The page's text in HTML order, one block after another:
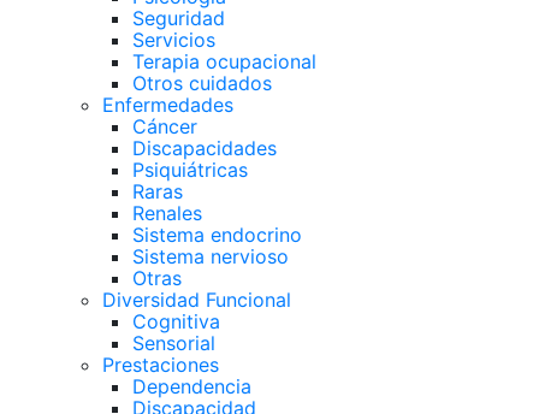
Seguridad
Servicios
Terapia ocupacional
Otros cuidados
Enfermedades
Cáncer
Discapacidades
Psiquiátricas
Raras
Renales
Sistema endocrino
Sistema nervioso
Otras
Diversidad Funcional
Cognitiva
Sensorial
Prestaciones
Dependencia
Discapacidad